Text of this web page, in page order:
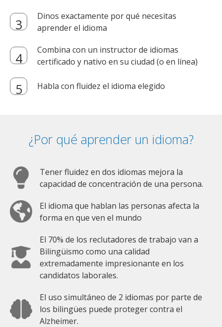
Dinos exactamente por qué necesitas
aprender el idioma
Combina con un instructor de idiomas
certificado y nativo en su ciudad (o en línea)
Habla con fluidez el idioma elegido
¿Por qué aprender un idioma?
Tener fluidez en dos idiomas mejora la
capacidad de concentración de una persona.
El idioma que hablan las personas afecta la
forma en que ven el mundo
El 70% de los reclutadores de trabajo van a
Bilingüismo como una calidad
extremadamente impresionante en los
candidatos laborales.
El uso simultáneo de 2 idiomas por parte de
los bilingües puede proteger contra el
Alzheimer.